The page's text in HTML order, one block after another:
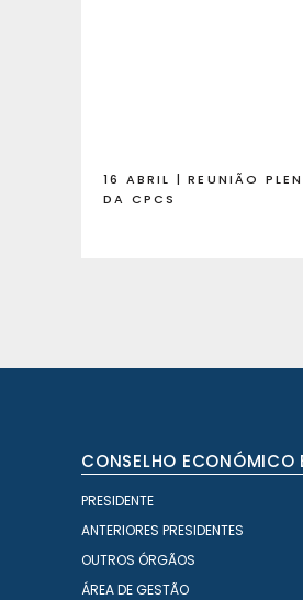
16 ABRIL | REUNIÃO
DA CPCS
CONSELHO ECONÓMICO
PRESIDENTE
ANTERIORES PRESIDENTES
OUTROS ÓRGÃOS
ÁREA DE GESTÃO